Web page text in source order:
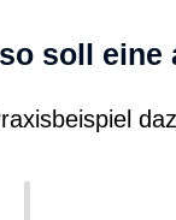
soll eine